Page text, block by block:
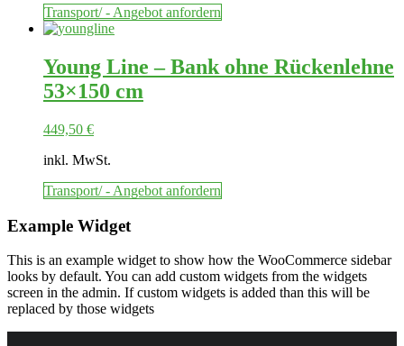
Transport/ - Angebot anfordern
Young Line – Bank ohne Rückenlehne
53×150 cm
449,50 €
inkl. MwSt.
Transport/ - Angebot anfordern
Example Widget
This is an example widget to show how the WooCommerce sidebar
looks by default. You can add custom widgets from the widgets
screen in the admin. If custom widgets is added than this will be
replaced by those widgets